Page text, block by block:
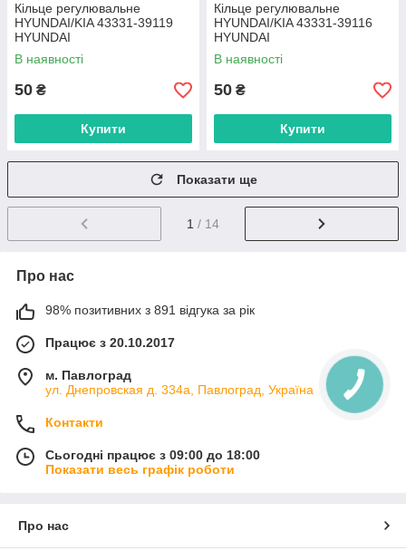
Кільце регулювальне
HYUNDAI/KIA 43331-39119
HYUNDAI
В наявності
50 ₴
Купити
Кільце регулювальне
HYUNDAI/KIA 43331-39116
HYUNDAI
В наявності
50 ₴
Купити
Показати ще
1 / 14
Про нас
98% позитивних з 891 відгука за рік
Працює з 20.10.2017
м. Павлоград
ул. Днепровская д. 334а, Павлоград, Україна
Контакти
Сьогодні працює з 09:00 до 18:00
Показати весь графік роботи
Про нас